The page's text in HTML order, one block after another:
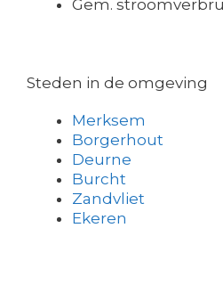
Gem.
Steden in de omgeving
Merksem
Borgerhout
Deurne
Burcht
Zandvliet
Ekeren